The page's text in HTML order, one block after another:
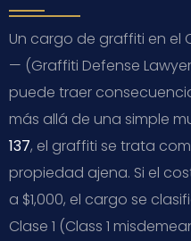
Un cargo de graffiti en el
— (Graffiti Defense
puede traer
más allá de una simple
137, el graffiti se trata
propiedad ajena. Si el
a $1,000, el cargo se
Clase 1 (Class 1